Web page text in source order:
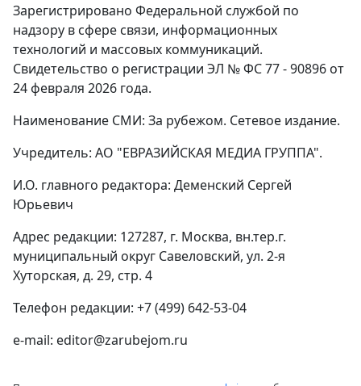
Зарегистрировано Федеральной службой по
надзору в сфере связи, информационных
технологий и массовых коммуникаций.
Свидетельство о регистрации ЭЛ № ФС 77 - 90896 от
24 февраля 2026 года.
Наименование СМИ: За рубежом. Сетевое издание.
Учредитель: АО "ЕВРАЗИЙСКАЯ МЕДИА ГРУППА".
И.О. главного редактора: Деменский Сергей
Юрьевич
Адрес редакции: 127287, г. Москва, вн.тер.г.
муниципальный округ Савеловский, ул. 2-я
Хуторская, д. 29, стр. 4
Телефон редакции: +7 (499) 642-53-04
e-mail: editor@zarubejom.ru